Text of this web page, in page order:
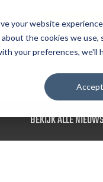
your website
the cookies we use,
your preferences, we'll
Accept
OFFERTE
BEKIJK ALLE